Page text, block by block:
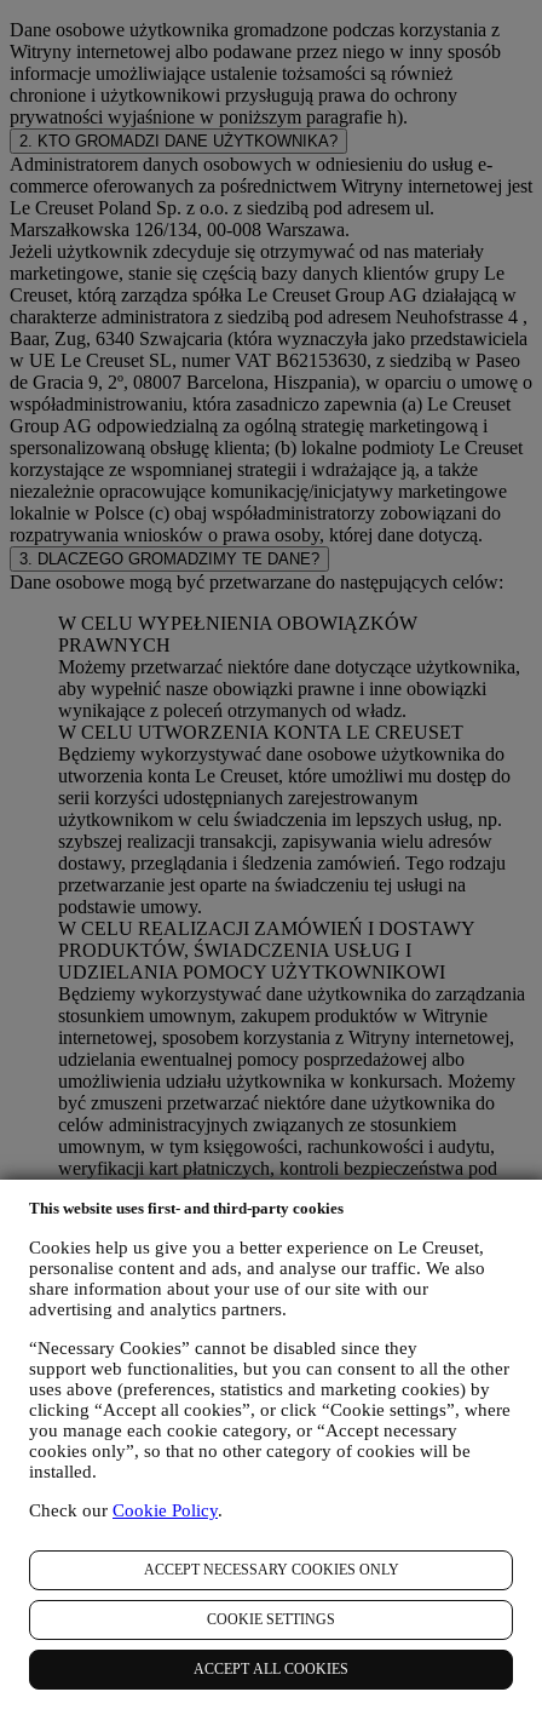
This website uses first- and third-party cookies
Cookies help us give you a better experience on Le Creuset,
personalise content and ads, and analyse our traffic. We also
share information about your use of our site with our
advertising and analytics partners.
“Necessary Cookies” cannot be disabled since they
support web functionalities, but you can consent to all the other
uses above (preferences, statistics and marketing cookies) by
clicking “Accept all cookies”, or click “Cookie settings”, where
you manage each cookie category, or “Accept necessary
cookies only”, so that no other category of cookies will be
installed.
Check our Cookie Policy.
ACCEPT NECESSARY COOKIES ONLY
COOKIE SETTINGS
ACCEPT ALL COOKIES
Dane osobowe użytkownika gromadzone podczas korzystania z
Witryny internetowej albo podawane przez niego w inny sposób
informacje umożliwiające ustalenie tożsamości są również
chronione i użytkownikowi przysługują prawa do ochrony
prywatności wyjaśnione w poniższym paragrafie h).
2. KTO GROMADZI DANE UŻYTKOWNIKA?
Administratorem danych osobowych w odniesieniu do usług e-
commerce oferowanych za pośrednictwem Witryny internetowej jest
Le Creuset Poland Sp. z o.o. z siedzibą pod adresem ul.
Marszałkowska 126/134, 00-008 Warszawa.
Jeżeli użytkownik zdecyduje się otrzymywać od nas materiały
marketingowe, stanie się częścią bazy danych klientów grupy Le
Creuset, którą zarządza spółka Le Creuset Group AG działającą w
charakterze administratora z siedzibą pod adresem Neuhofstrasse 4 ,
Baar, Zug, 6340 Szwajcaria (która wyznaczyła jako przedstawiciela
w UE Le Creuset SL, numer VAT B62153630, z siedzibą w Paseo
de Gracia 9, 2º, 08007 Barcelona, Hiszpania), w oparciu o umowę o
współadministrowaniu, która zasadniczo zapewnia (a) Le Creuset
Group AG odpowiedzialną za ogólną strategię marketingową i
spersonalizowaną obsługę klienta; (b) lokalne podmioty Le Creuset
korzystające ze wspomnianej strategii i wdrażające ją, a także
niezależnie opracowujące komunikację/inicjatywy marketingowe
lokalnie w Polsce (c) obaj współadministratorzy zobowiązani do
rozpatrywania wniosków o prawa osoby, której dane dotyczą.
3. DLACZEGO GROMADZIMY TE DANE?
Dane osobowe mogą być przetwarzane do następujących celów:
W CELU WYPEŁNIENIA OBOWIĄZKÓW
PRAWNYCH
Możemy przetwarzać niektóre dane dotyczące użytkownika,
aby wypełnić nasze obowiązki prawne i inne obowiązki
wynikające z poleceń otrzymanych od władz.
W CELU UTWORZENIA KONTA LE CREUSET
Będziemy wykorzystywać dane osobowe użytkownika do
utworzenia konta Le Creuset, które umożliwi mu dostęp do
serii korzyści udostępnianych zarejestrowanym
użytkownikom w celu świadczenia im lepszych usług, np.
szybszej realizacji transakcji, zapisywania wielu adresów
dostawy, przeglądania i śledzenia zamówień. Tego rodzaju
przetwarzanie jest oparte na świadczeniu tej usługi na
podstawie umowy.
W CELU REALIZACJI ZAMÓWIEŃ I DOSTAWY
PRODUKTÓW, ŚWIADCZENIA USŁUG I
UDZIELANIA POMOCY UŻYTKOWNIKOWI
Będziemy wykorzystywać dane użytkownika do zarządzania
stosunkiem umownym, zakupem produktów w Witrynie
internetowej, sposobem korzystania z Witryny internetowej,
udzielania ewentualnej pomocy posprzedażowej albo
umożliwienia udziału użytkownika w konkursach. Możemy
być zmuszeni przetwarzać niektóre dane użytkownika do
celów administracyjnych związanych ze stosunkiem
umownym, w tym księgowości, rachunkowości i audytu,
weryfikacji kart płatniczych, kontroli bezpieczeństwa pod
testowania systemów, obsługi i analizy statystycznej itp.
użytkownikiem z przyczyn administracyjnych albo
operacyjnych. Na przykład, aby wysłać użytkownikowi
potwierdzenie zakupu. Będziemy również wykorzystywać
dane użytkownika w celu udzielenia odpowiedzi na zapytania
wysłane za pośrednictwem formularzy zamieszczonych w
naszej Witrynie internetowej albo dostarczone innymi
kanałami. Tego rodzaju przetwarzanie jest oparte na
świadczeniu usługi e-commerce na podstawie umowy.
Możemy przetwarzać Twoje dane (zgodnie z Twoimi
prawami), aby wysyłać Ci kolejne wiadomości e-mail w
przypadku, gdy dodałeś elementy do naszego koszyka online
określonym czasie, żadne dalsze wiadomości nie zostaną
W CELU INFORMOWANIA UŻYTKOWNIKA O
DOTYCZĄCYCH PRODUKTÓW LE CREUSET
Jeżeli użytkownik wyraził na to zgodę (na przykład poprzez
zapisanie się do naszego newslettera przy tworzeniu konta w
naszej Witrynie internetowej będziemy przesyłać
użytkownikowi spersonalizowane wiadomości marketingowe